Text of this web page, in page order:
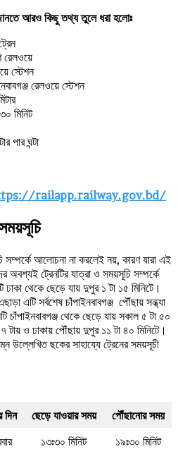
আরও কিছু তথ্য তুলে ধরা হলোঃ
রেলওয়ে
স্টেশন
রেলওয়ে স্টেশন
মিনিট
পার ঘন্টা
railapp.railway.gov.bd/
সম্পর্কে আলোচনা না করলেই নয়, কারণ যারা এই
অবশ্যই ট্রেনটির যাত্রা ও সময়সূচি সম্পর্কে
থেকে ছেড়ে যায় দুপুর ১ টা ১৫ মিনিটে।
এটি সর্বশেষ চাঁপাইনবাবগঞ্জ পৌঁছায় সন্ধ্যা
চাঁপাইনবাবগঞ্জ থেকে ছেড়ে যায় সকাল ৫ টা ৫০
টায় ও ঢাকায় পৌঁছায় দুপুর ১১ টা ৪০ মিনিটে।
উল্লেখিত ছকের সাহায্যে ট্রেনের সময়সূচী
দিন ছেড়ে যাওয়ার সময়
পৌঁছানোর সময়
১৩ঃ৩০ মিনিট
১৯ঃ৩০ মিনিট